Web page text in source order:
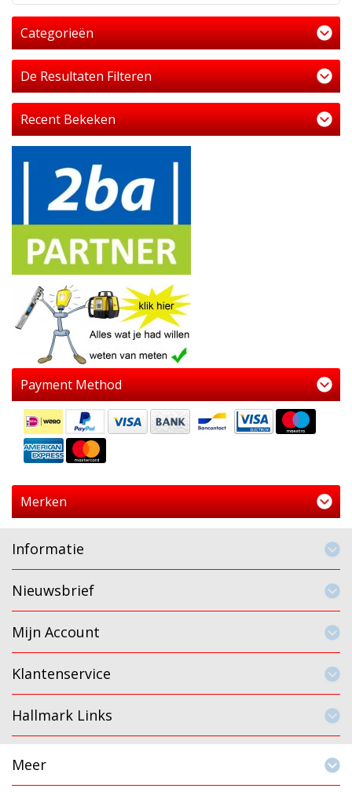
Categorieën
De Resultaten Filteren
Recent Bekeken
Payment Method
Merken
Informatie
Nieuwsbrief
Mijn Account
Klantenservice
Hallmark Links
Meer